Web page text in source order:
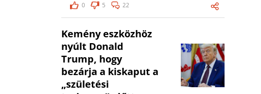
0
5 22
Kemény eszközhöz
nyúlt Donald
Trump, hogy
bezárja a kiskaput a
„születési